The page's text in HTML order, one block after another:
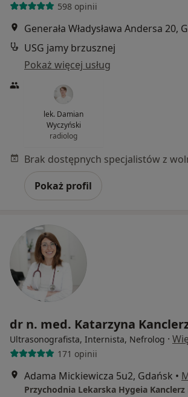
598 opinii
Generała Władysława Andersa 20,
USG jamy brzusznej
Pokaż więcej usług
lek. Damian
Wyczyński
radiolog
Pokaż profil
dr n. med. Katarzyna
Ultrasonografista, Internista, Nefrolog ·
171 opinii
Adama Mickiewicza 5u2, Gdańsk •
Przychodnia Lekarska Hygeia